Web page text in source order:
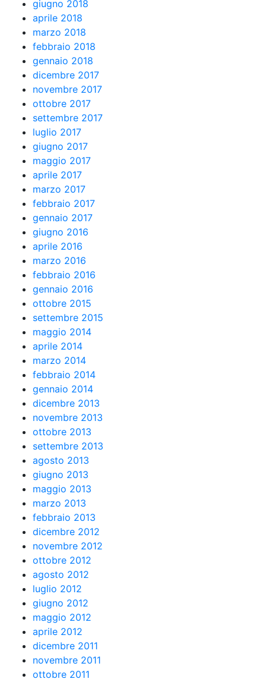
giugno 2018
aprile 2018
marzo 2018
febbraio 2018
gennaio 2018
dicembre 2017
novembre 2017
ottobre 2017
settembre 2017
luglio 2017
giugno 2017
maggio 2017
aprile 2017
marzo 2017
febbraio 2017
gennaio 2017
giugno 2016
aprile 2016
marzo 2016
febbraio 2016
gennaio 2016
ottobre 2015
settembre 2015
maggio 2014
aprile 2014
marzo 2014
febbraio 2014
gennaio 2014
dicembre 2013
novembre 2013
ottobre 2013
settembre 2013
agosto 2013
giugno 2013
maggio 2013
marzo 2013
febbraio 2013
dicembre 2012
novembre 2012
ottobre 2012
agosto 2012
luglio 2012
giugno 2012
maggio 2012
aprile 2012
dicembre 2011
novembre 2011
ottobre 2011